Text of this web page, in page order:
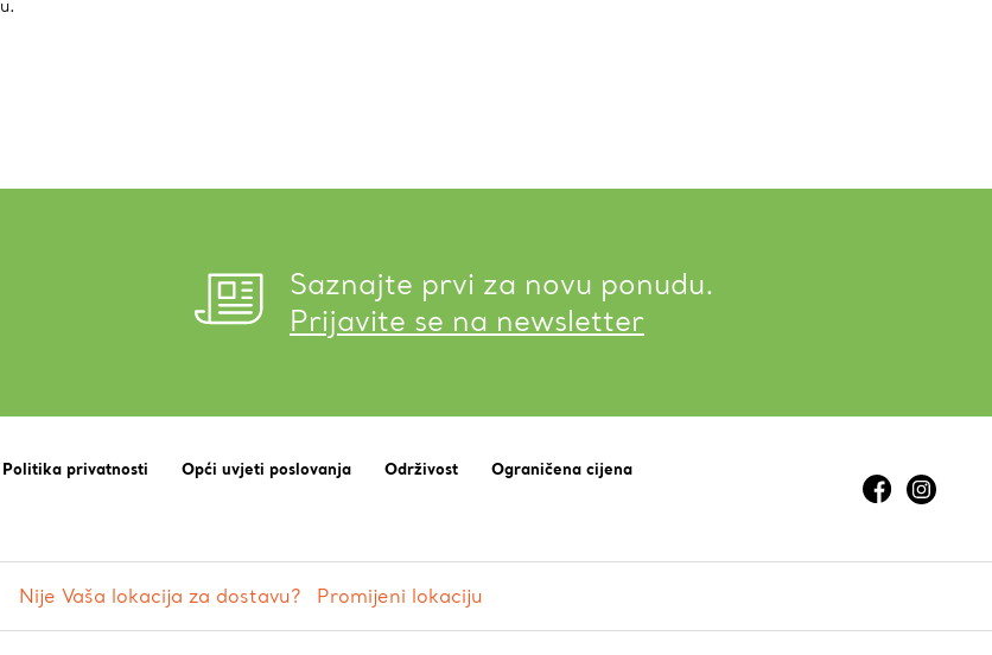
Saznajte prvi za novu ponudu.
Prijavite se na newsletter
Politika privatnosti Opći uvjeti poslovanja Održivost
Ograničena cijena
Nije Vaša lokacija za dostavu? Promijeni lokaciju